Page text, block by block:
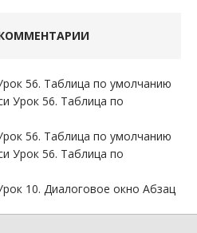
56. Таблица по умолчанию
Урок 56. Таблица по
56. Таблица по умолчанию
Урок 56. Таблица по
10. Диалоговое окно Абзац